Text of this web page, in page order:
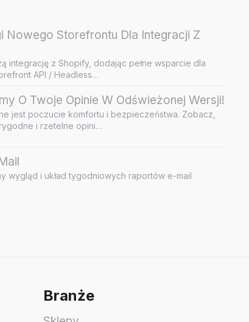
Nowego Storefrontu Dla Integracji Z
integrację z Shopify, dodając pełne wsparcie dla
API / Headless…
O Twoje Opinie W Odświeżonej Wersji!
jest poczucie komfortu i bezpieczeństwa. Zobacz,
i rzetelne opini…
wygląd i układ tygodniowych raportów e-mail
Branże